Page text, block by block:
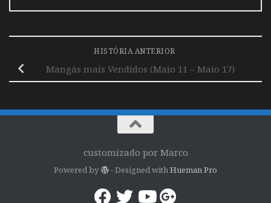
HISTÓRIA ANTERIOR
Mangás mais Vendidos (Maio 11 – Maio 17)
customizado por Marco
Powered by - Designed withHueman Pro